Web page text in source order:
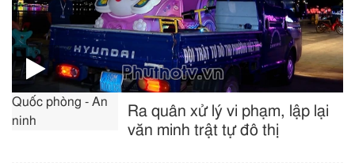
Quốc phòng - An
ninh
Ra quân xử lý vi phạm, lập lại
văn minh trật tự đô thị